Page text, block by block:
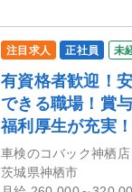
注目求人 正社員 未
有資格者歓迎！
できる職場！賞
福利厚生が充実！
車検のコバック神栖店
茨城県神栖市